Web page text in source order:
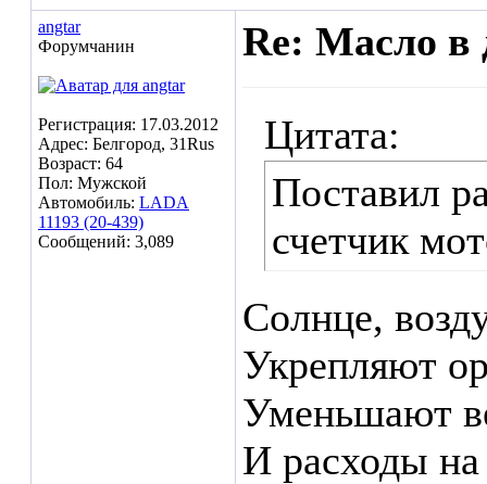
angtar
Форумчанин
Регистрация: 17.03.2012
Адрес: Белгород, 31Rus
Возраст: 64
Пол: Мужской
Автомобиль: LADA
11193 (20-439)
Сообщений: 3,089
Re: Масло в
Цитата:
Поставил
счетчик
Солнце,
Укрепляют
Уменьшают
И расходы